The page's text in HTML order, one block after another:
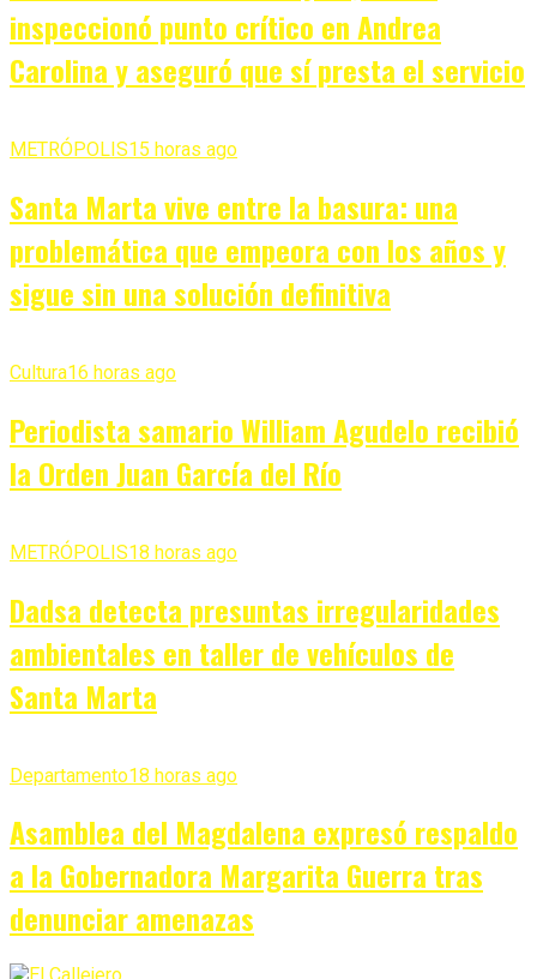
inspeccionó punto crítico en Andrea
Carolina y aseguró que sí presta el servicio
METRÓPOLIS15 horas ago
Santa Marta vive entre la basura: una
problemática que empeora con los años y
sigue sin una solución definitiva
Cultura16 horas ago
Periodista samario William Agudelo recibió
la Orden Juan García del Río
METRÓPOLIS18 horas ago
Dadsa detecta presuntas irregularidades
ambientales en taller de vehículos de
Santa Marta
Departamento18 horas ago
Asamblea del Magdalena expresó respaldo
a la Gobernadora Margarita Guerra tras
denunciar amenazas